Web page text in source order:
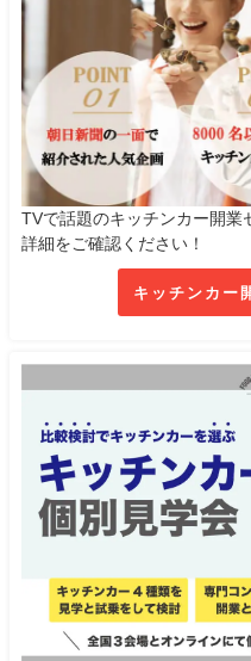
TVで話題のキッチンカー開業
詳細をご確認ください！
キッチンカー